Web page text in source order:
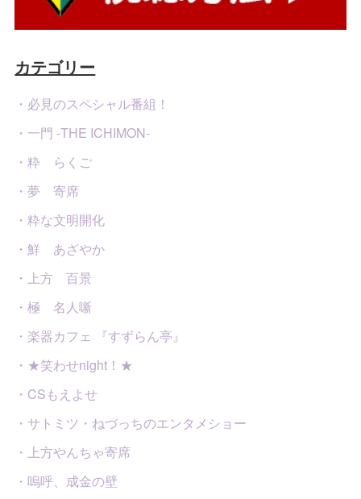
カテゴリー
・必見のスペシャル番組！
・一門 -THE ICHIMON-
・粋 らくご
・夢 寄席
・粋な文明開化
・鮮 あざやか
・上方 百景
・極 名人噺
・楽器カフェ 『すずらん亭』
・★笑わせnight！★
・CSもえよせ
・サトミツ・ねづっちのエンタメショー
・上方やんちゃ寄席
・嗚呼、成金の壁